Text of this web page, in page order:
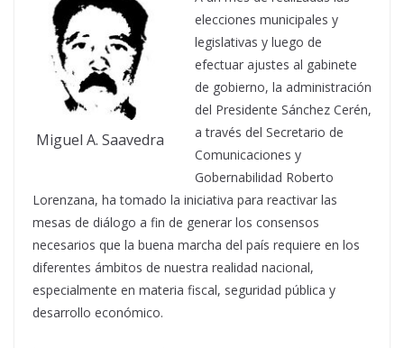
Miguel A. Saavedra
elecciones municipales y
legislativas y luego de
efectuar ajustes al gabinete
de gobierno, la administración
del Presidente Sánchez Cerén,
a través del Secretario de
Comunicaciones y
Gobernabilidad Roberto
Lorenzana, ha tomado la iniciativa para reactivar las
mesas de diálogo a fin de generar los consensos
necesarios que la buena marcha del país requiere en los
diferentes ámbitos de nuestra realidad nacional,
especialmente en materia fiscal, seguridad pública y
desarrollo económico.